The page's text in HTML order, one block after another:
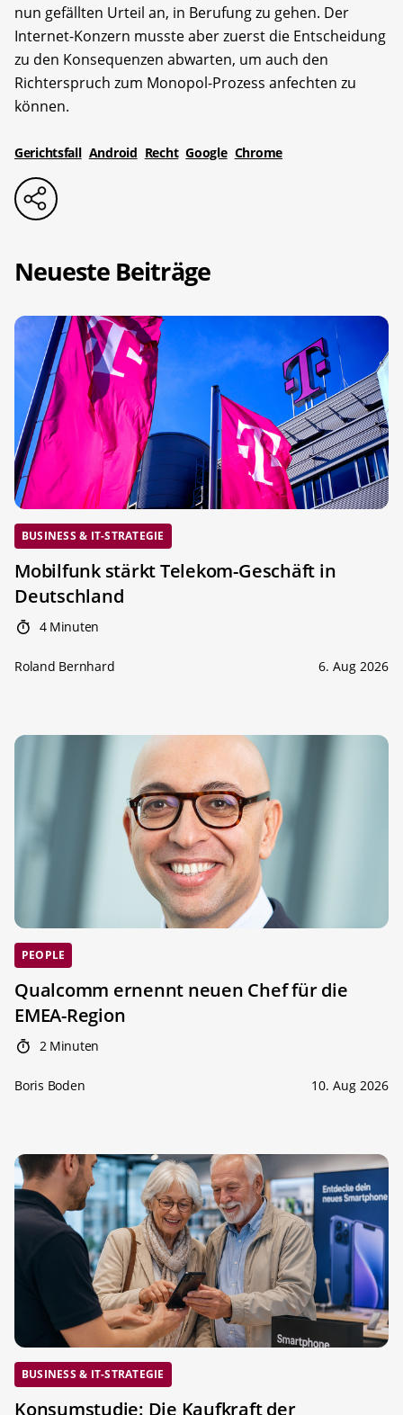
nun gefällten Urteil an, in Berufung zu gehen. Der
Internet-Konzern musste aber zuerst die Entscheidung
zu den Konsequenzen abwarten, um auch den
Richterspruch zum Monopol-Prozess anfechten zu
können.
Gerichtsfall Android Recht Google Chrome
Neueste Beiträge
BUSINESS & IT-STRATEGIE
Mobilfunk stärkt Telekom-Geschäft in
Deutschland
4 Minuten
Roland Bernhard 6. Aug 2026
PEOPLE
Qualcomm ernennt neuen Chef für die
EMEA-Region
2 Minuten
Boris Boden 10. Aug 2026
BUSINESS & IT-STRATEGIE
Konsumstudie: Die Kaufkraft der